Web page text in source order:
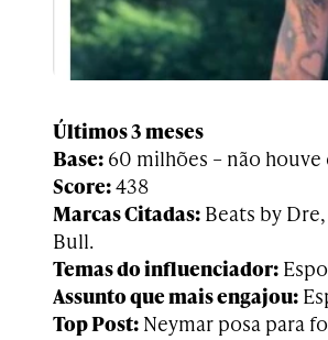
Últimos 3 meses
Base: 60 milhões – não
Score:438
Marcas Citadas: Beats by
Bull.
Temas do influenciador:
Assunto que mais engajou:
Top Post: Neymar posa para